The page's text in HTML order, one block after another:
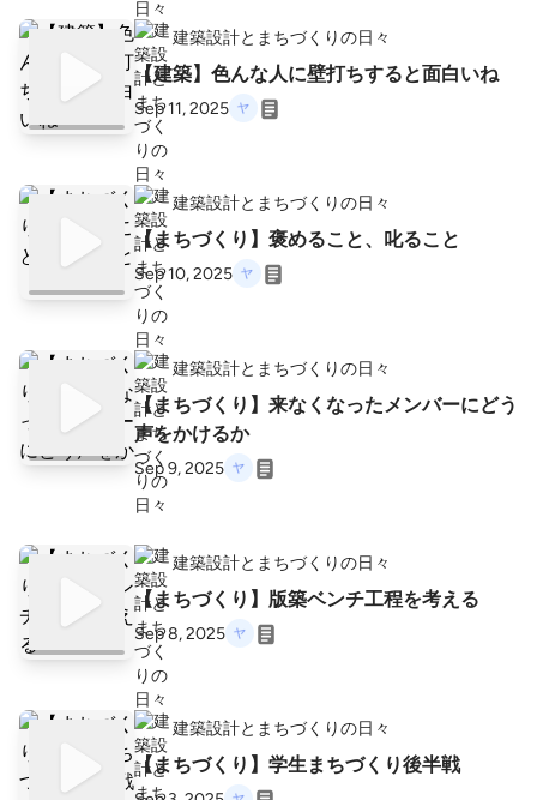
建築設計とまちづくりの日々
【建築】色んな人に壁打ちすると面白いね
Sep 11, 2025
建築設計とまちづくりの日々
【まちづくり】褒めること、叱ること
Sep 10, 2025
建築設計とまちづくりの日々
【まちづくり】来なくなったメンバーにどう
声をかけるか
Sep 9, 2025
建築設計とまちづくりの日々
【まちづくり】版築ベンチ工程を考える
Sep 8, 2025
建築設計とまちづくりの日々
【まちづくり】学生まちづくり後半戦